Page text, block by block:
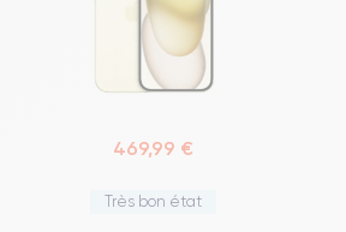
469,99 €
Très bon état